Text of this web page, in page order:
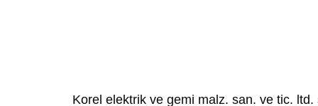
Korel elektrik ve gemi malz. san. ve tic. ltd.